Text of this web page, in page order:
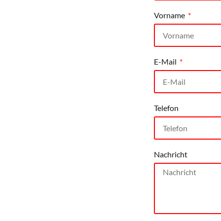
Vorname
E-Mail
Telefon
Nachricht